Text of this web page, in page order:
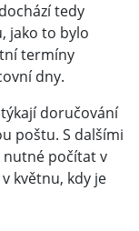
tedy
jako to bylo
termíny
dny.
doručování
poštu. S dalšími
počítat v
květnu, kdy je